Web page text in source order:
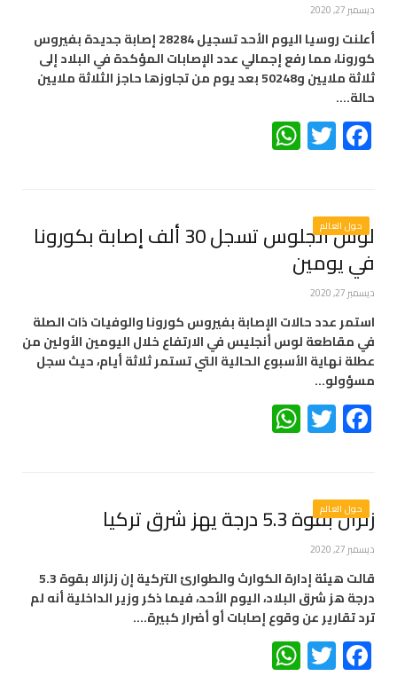
ديسمبر 27, 2020
أعلنت روسيا اليوم الأحد تسجيل 28284 إصابة جديدة بفيروس
كورونا، مما رفع إجمالي عدد الإصابات المؤكدة في البلاد إلى
ثلاثة ملايين و50248 بعد يوم من تجاوزها حاجز الثلاثة ملايين
حالة.…
Facebook
Twitter
حول العالم لوس أنجلوس تسجل 30 ألف إصابة بكورونا
في يومين
ديسمبر 27, 2020
استمر عدد حالات الإصابة بفيروس كورونا والوفيات ذات الصلة
في مقاطعة لوس أنجليس في الارتفاع خلال اليومين الأولين من
عطلة نهاية الأسبوع الحالية التي تستمر ثلاثة أيام، حيث سجل
مسؤولو…
Facebook
Twitter
حول العالم
زلزال بقوة 5.3 درجة يهز شرق تركيا
ديسمبر 27, 2020
قالت هيئة إدارة الكوارث والطوارئ التركية إن زلزالا بقوة 5.3
درجة هز شرق البلاد، اليوم الأحد، فيما ذكر وزير الداخلية أنه لم
ترد تقارير عن وقوع إصابات أو أضرار كبيرة.…
Facebook
Twitter